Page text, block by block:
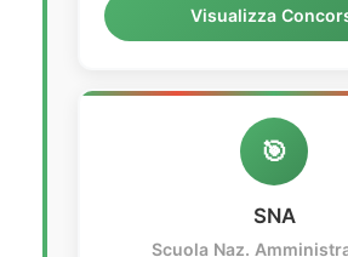
Visualizza
🎯
SNA
Scuola Naz.